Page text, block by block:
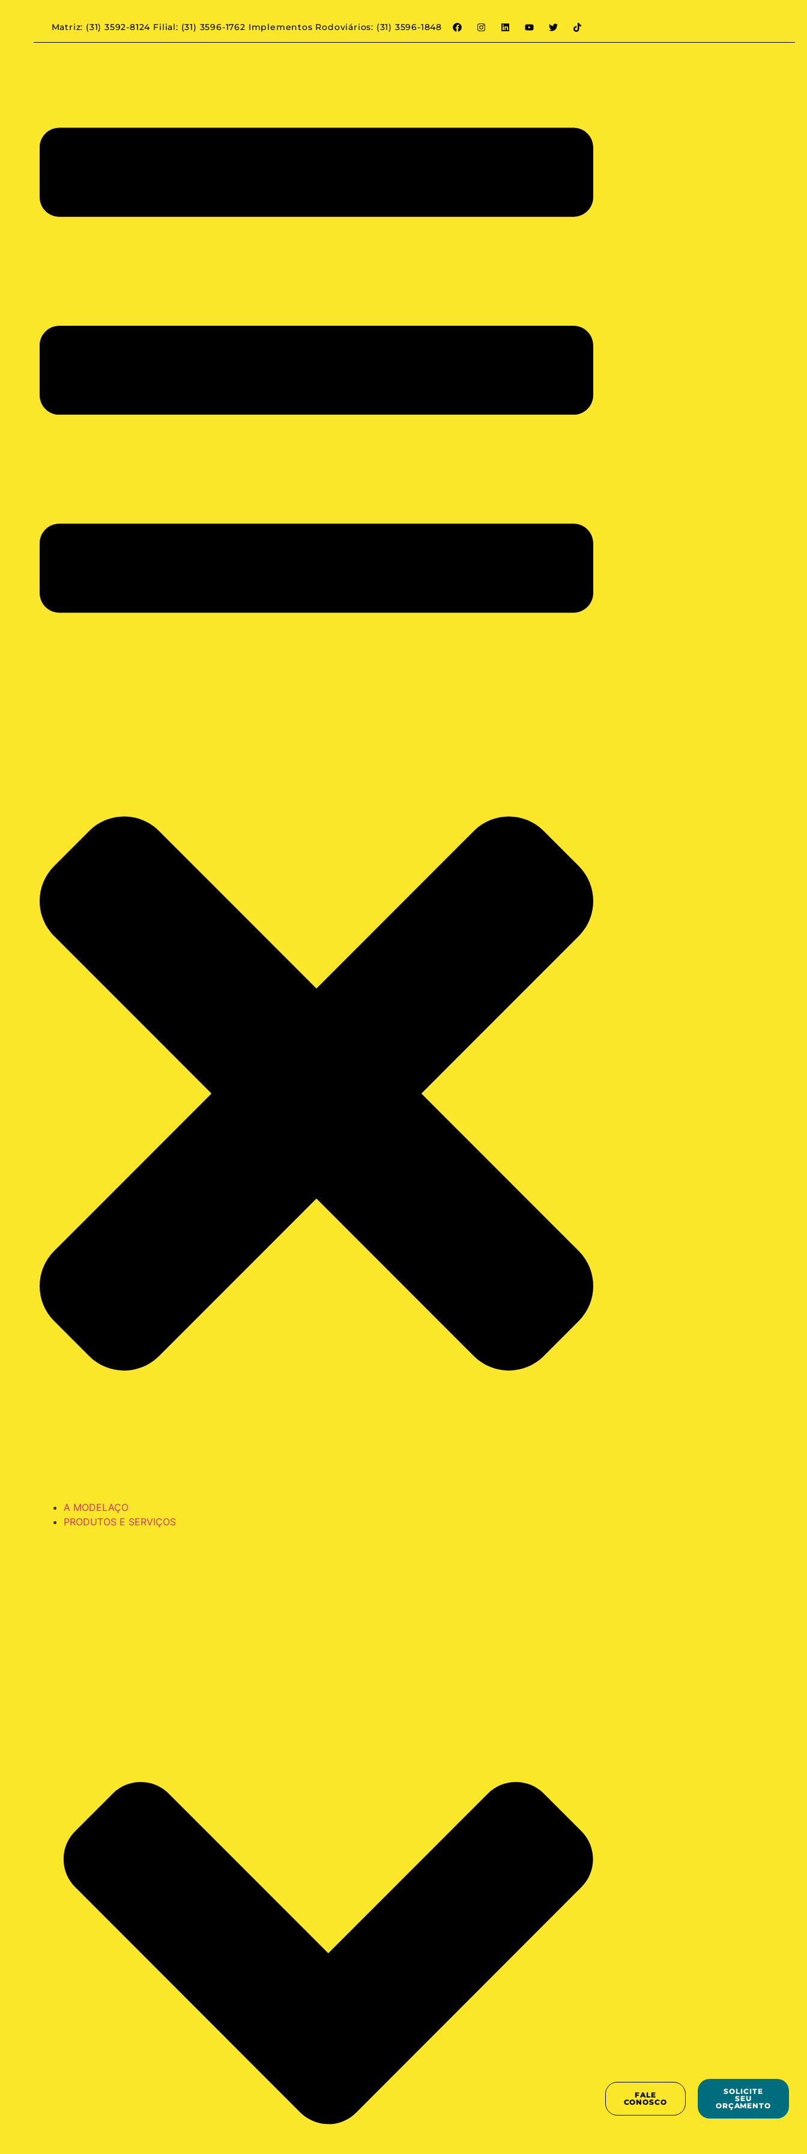
Matriz: (31) 3592-8124 Filial: (31) 3596-1762 Implementos Rodoviários: (31) 3596-1848
A MODELAÇO
PRODUTOS E SERVIÇOS
FALE
CONOSCO
SOLICITE
SEU
ORÇAMENTO